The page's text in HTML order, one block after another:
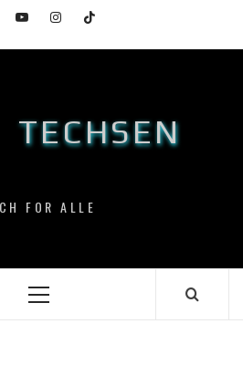
YouTubeInstagramTikTok
TECHSEN
FOR ALLE
Primary